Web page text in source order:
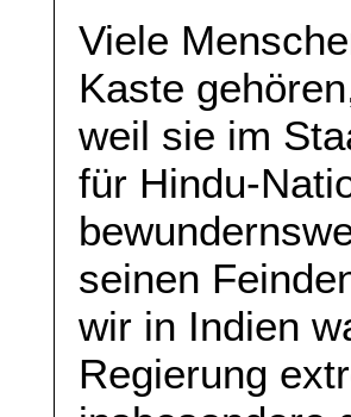
Viele
Kaste
weil sie im
für Hindu-
seinen
wir in Indien
Regierung